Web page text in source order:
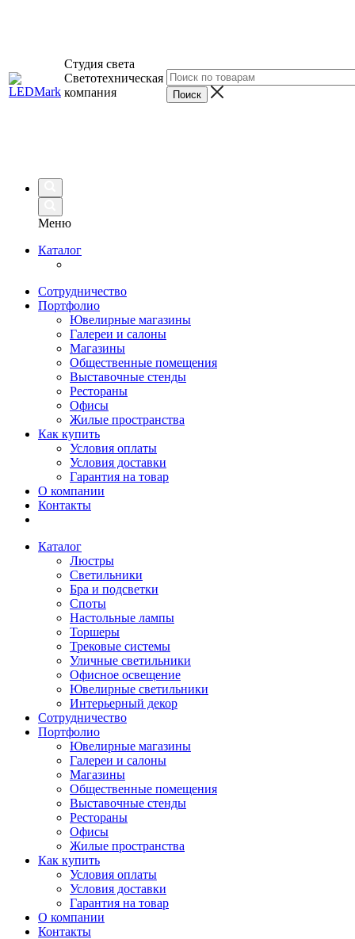
Студия света
Светотехническая
компания
Меню
Каталог
Сотрудничество
Портфолио
Ювелирные магазины
Галереи и салоны
Магазины
Общественные помещения
Выставочные стенды
Рестораны
Офисы
Жилые пространства
Как купить
Условия оплаты
Условия доставки
Гарантия на товар
О компании
Контакты
Каталог
Люстры
Светильники
Бра и подсветки
Споты
Настольные лампы
Торшеры
Трековые системы
Уличные светильники
Офисное освещение
Ювелирные светильники
Интерьерный декор
Сотрудничество
Портфолио
Ювелирные магазины
Галереи и салоны
Магазины
Общественные помещения
Выставочные стенды
Рестораны
Офисы
Жилые пространства
Как купить
Условия оплаты
Условия доставки
Гарантия на товар
О компании
Контакты